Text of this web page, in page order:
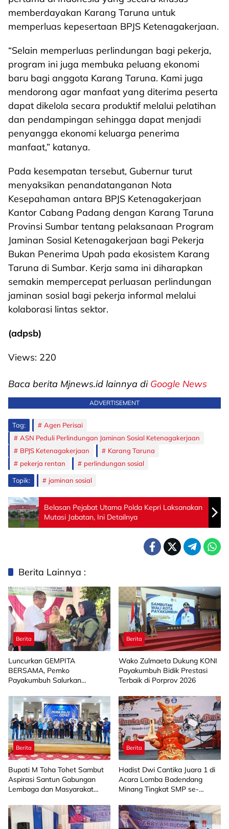
memberdayakan Karang Taruna untuk
memperluas kepesertaan BPJS Ketenagakerjaan.
“Selain memperluas perlindungan bagi pekerja,
program ini juga membuka peluang ekonomi
baru bagi anggota Karang Taruna. Kami juga
mendorong agar manfaat yang diterima peserta
dapat dikelola secara produktif melalui pelatihan
dan pendampingan sehingga dapat menjadi
penyangga ekonomi keluarga penerima
manfaat,” katanya.
Pada kesempatan tersebut, Gubernur turut
menyaksikan penandatanganan Nota
Kesepahaman antara BPJS Ketenagakerjaan
Kantor Cabang Padang dengan Karang Taruna
Provinsi Sumbar tentang pelaksanaan Program
Jaminan Sosial Ketenagakerjaan bagi Pekerja
Bukan Penerima Upah pada ekosistem Karang
Taruna di Sumbar. Kerja sama ini diharapkan
semakin mempercepat perluasan perlindungan
jaminan sosial bagi pekerja informal melalui
kolaborasi lintas sektor.
(adpsb)
Views: 220
Baca berita Mjnews.id lainnya di Google News
ADVERTISEMENT
Tag:
Agen Perisai
ASN Peduli Perlindungan Jaminan Sosial Ketenagakerjaan
BPJS Ketenagakerjaan
Karang Taruna
pekerja rentan
perlindungan sosial
Topik: jaminan sosial
Belasan Pejabat Utama Polda Kepri Laksanakan
Mutasi Jabatan, Ini Detailnya
Berita Lainnya :
Berita
Luncurkan GEMPITA
BERSAMA, Pemko
Payakumbuh Salurkan
kepada 15 KWT
Berita
Wako Zulmaeta Dukung KONI
Payakumbuh Bidik Prestasi
Terbaik di Porprov 2026
Berita
Bupati M Toha Tohet Sambut
Aspirasi Santun Gabungan
Lembaga dan Masyarakat
Berita
Hadist Dwi Cantika Juara 1 di
Acara Lomba Badendang
Minang Tingkat SMP se-